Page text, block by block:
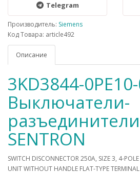
Telegram
Производитель: Siemens
Код Товара: article492
Описание
3KD3844-
Выключатели-
разъединители
SENTRON
SWITCH DISCONNECTOR 250A, SIZE 3, 4-POLE
UNIT WITHOUT HANDLE FLAT-TYPE TERMINAL